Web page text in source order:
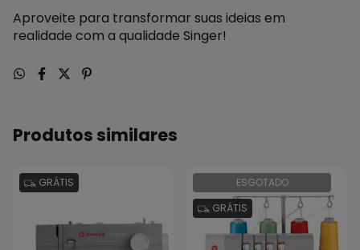
Aproveite para transformar suas ideias em
realidade com a qualidade Singer!
Produtos similares
GRÁTIS
ESGOTADO
GRÁTIS